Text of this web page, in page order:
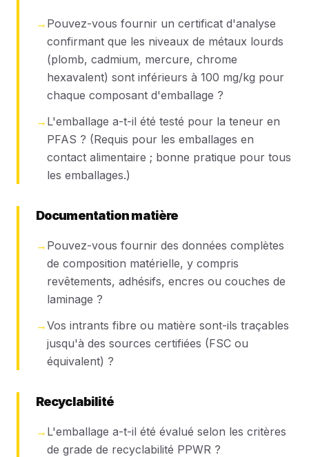
→ Pouvez-vous fournir un certificat d'analyse
confirmant que les niveaux de métaux lourds
(plomb, cadmium, mercure, chrome
hexavalent) sont inférieurs à 100 mg/kg pour
chaque composant d'emballage ?
→ L'emballage a-t-il été testé pour la teneur en
PFAS ? (Requis pour les emballages en
contact alimentaire ; bonne pratique pour tous
les emballages.)
Documentation matière
→ Pouvez-vous fournir des données complètes
de composition matérielle, y compris
revêtements, adhésifs, encres ou couches de
laminage ?
→Vos intrants fibre ou matière sont-ils traçables
jusqu'à des sources certifiées (FSC ou
équivalent) ?
Recyclabilité
→ L'emballage a-t-il été évalué selon les critères
de grade de recyclabilité PPWR ?